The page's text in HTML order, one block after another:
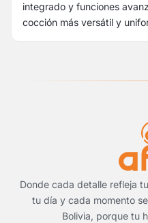
integrado y funciones
cocción más versátil y
Donde cada detalle refleja
tu día y cada momento
Bolivia, porque tu